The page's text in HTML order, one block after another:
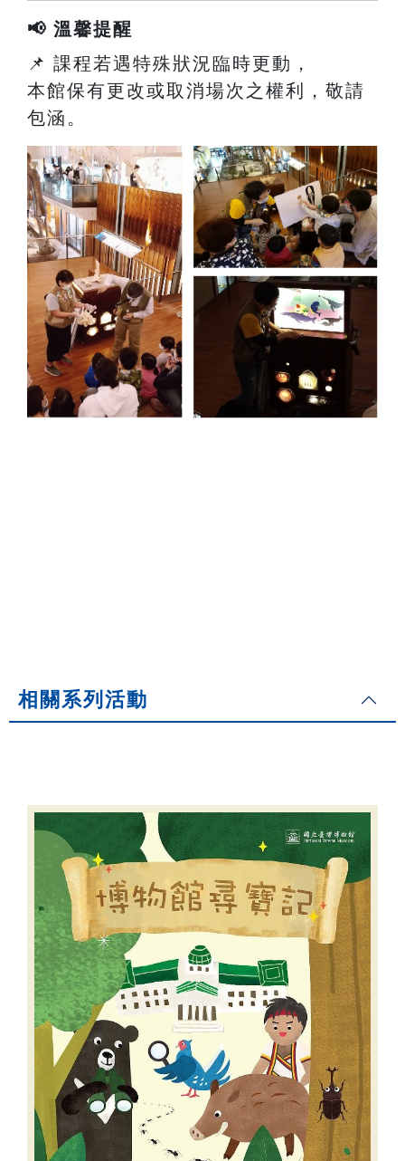
📢 溫馨提醒
📌 課程若遇特殊狀況臨時更動，
本館保有更改或取消場次之權利，敬請
包涵。
相關系列活動